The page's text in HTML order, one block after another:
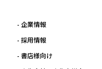
- 企業情報
- 採用情報
- 書店様向け